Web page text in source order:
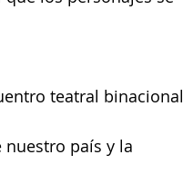
teatral binacional
nuestro país y la